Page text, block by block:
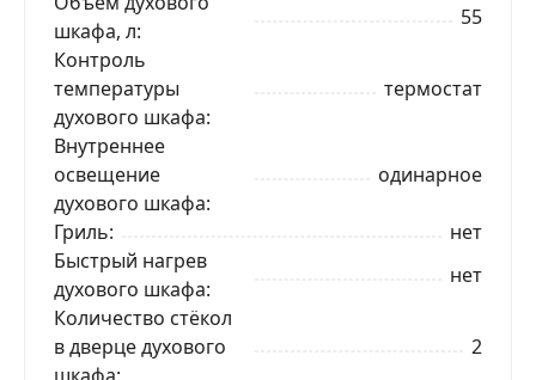
шкафа, л
55
Контроль
температуры
духового шкафа
термостат
Внутреннее
освещение
духового шкафа
одинарное
Гриль
нет
Быстрый нагрев
духового шкафа
нет
Количество стёкол
в дверце духового
2